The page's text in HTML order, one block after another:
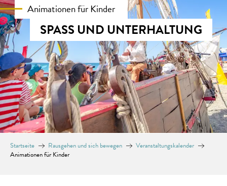
Animationen für Kinder
SPASS UND UNTERHALTUNG
Startseite Rausgehen und sich bewegen
Veranstaltungskalender
Animationen für Kinder